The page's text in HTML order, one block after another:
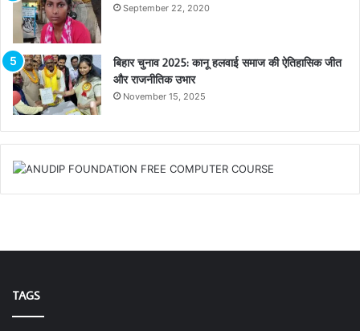
September 22, 2020
बिहार चुनाव 2025: कानू हलवाई समाज की ऐतिहासिक जीत
और राजनीतिक उभार
November 15, 2025
TAGS